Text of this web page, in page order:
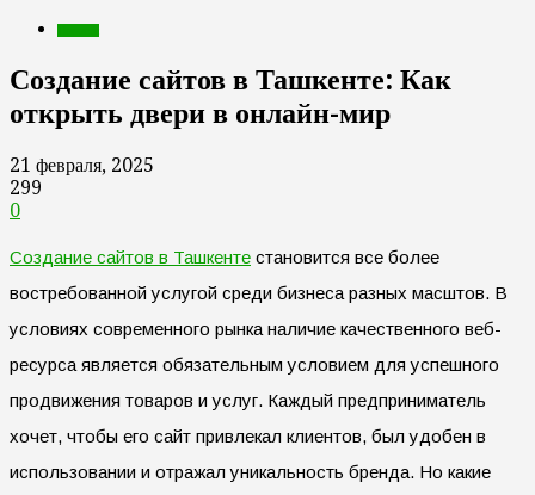
Создание сайтов в Ташкенте: Как
открыть двери в онлайн-мир
21 февраля, 2025
299
0
Создание сайтов в Ташкенте становится все более
востребованной услугой среди бизнеса разных масштов. В
условиях современного рынка наличие качественного веб-
ресурса является обязательным условием для успешного
продвижения товаров и услуг. Каждый предприниматель
хочет, чтобы его сайт привлекал клиентов, был удобен в
использовании и отражал уникальность бренда. Но какие